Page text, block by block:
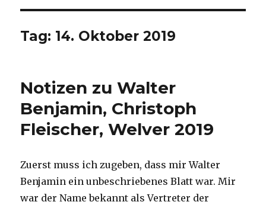
Tag: 14. Oktober 2019
Notizen zu Walter
Benjamin, Christoph
Fleischer, Welver 2019
Zuerst muss ich zugeben, dass mir Walter
Benjamin ein unbeschriebenes Blatt war. Mir
war der Name bekannt als Vertreter der